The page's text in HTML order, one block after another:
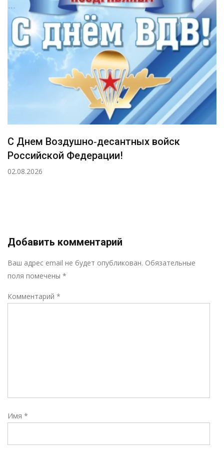
С Днем Воздушно‑десантных войск
Российской Федерации!
02.08.2026
Добавить комментарий
Ваш адрес email не будет опубликован. Обязательные
поля помечены *
Комментарий *
Имя *